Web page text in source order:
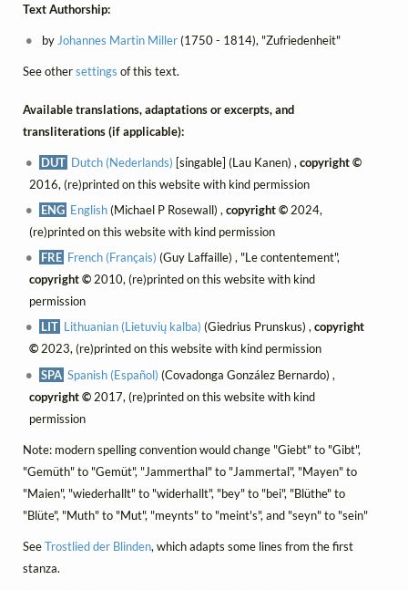
Text Authorship:
by Johannes Martin Miller(1750 - 1814), "Zufriedenheit"
See othersettings of this text.
Available translations, adaptations or excerpts, and
transliterations (if applicable):
DUT Dutch (Nederlands) [singable] (Lau Kanen) ,copyright ©
2016, (re)printed on this website with kind permission
ENG English(Michael P Rosewall) ,copyright ©2024,
(re)printed on this website with kind permission
FRE French (Français) (Guy Laffaille) , "Le contentement",
copyright ©2010, (re)printed on this website with kind
permission
LIT Lithuanian (Lietuvių kalba) (Giedrius Prunskus) ,copyright
©2023, (re)printed on this website with kind permission
SPA Spanish (Español) (Covadonga González Bernardo) ,
copyright ©2017, (re)printed on this website with kind
permission
Note: modern spelling convention would change "Giebt" to "Gibt",
"Gemüth" to "Gemüt", "Jammerthal" to "Jammertal", "Mayen" to
"Maien", "wiederhallt" to "widerhallt", "bey" to "bei", "Blüthe" to
"Blüte", "Muth" to "Mut", "meynts" to "meint's", and "seyn" to "sein"
SeeTrostlied der Blinden, which adapts some lines from the first
stanza.